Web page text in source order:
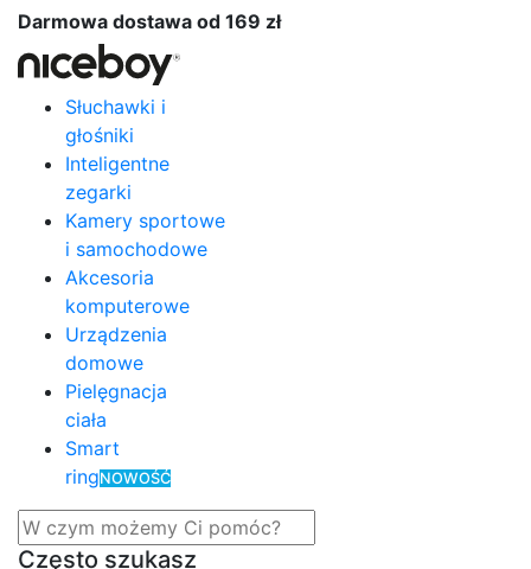
Darmowa dostawa od 169 zł
Słuchawki i
głośniki
Inteligentne
zegarki
Kamery sportowe
i samochodowe
Akcesoria
komputerowe
Urządzenia
domowe
Pielęgnacja
ciała
Smart
ringNOWOŚĆ
Często szukasz